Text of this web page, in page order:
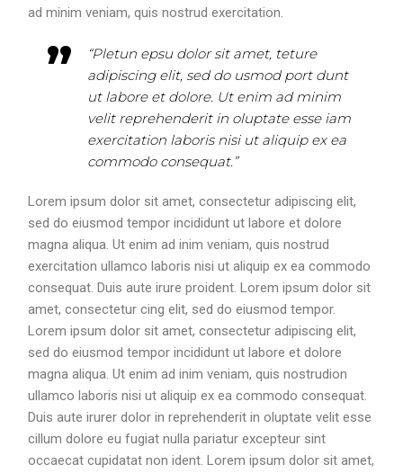
ad minim veniam, quis nostrud exercitation.
“Pletun epsu dolor sit amet, teture
adipiscing elit, sed do usmod port dunt
ut labore et dolore. Ut enim ad minim
velit reprehenderit in oluptate esse iam
exercitation laboris nisi ut aliquip ex ea
commodo consequat.”
Lorem ipsum dolor sit amet, consectetur adipiscing elit,
sed do eiusmod tempor incididunt ut labore et dolore
magna aliqua. Ut enim ad inim veniam, quis nostrud
exercitation ullamco laboris nisi ut aliquip ex ea commodo
consequat. Duis aute irure proident. Lorem ipsum dolor sit
amet, consectetur cing elit, sed do eiusmod tempor.
Lorem ipsum dolor sit amet, consectetur adipiscing elit,
sed do eiusmod tempor incididunt ut labore et dolore
magna aliqua. Ut enim ad inim veniam, quis nostrudion
ullamco laboris nisi ut aliquip ex ea commodo consequat.
Duis aute irurer dolor in reprehenderit in oluptate velit esse
cillum dolore eu fugiat nulla pariatur excepteur sint
occaecat cupidatat non ident. Lorem ipsum dolor sit amet,